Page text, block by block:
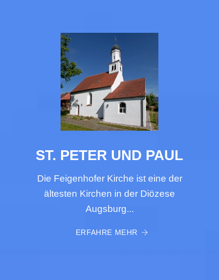
ST. PETER UND PAUL
Die Feigenhofer Kirche ist eine der
ältesten Kirchen in der Diözese
Augsburg...
ERFAHRE MEHR